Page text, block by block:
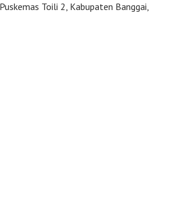
Toili 2, Kabupaten Banggai,